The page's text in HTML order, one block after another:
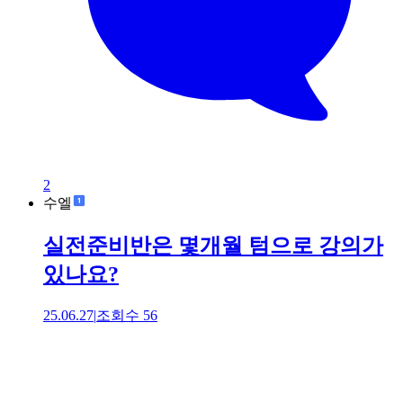
2
수엘
실전준비반은 몇개월 텀으로 강의가
있나요?
25.06.27|조회수 56